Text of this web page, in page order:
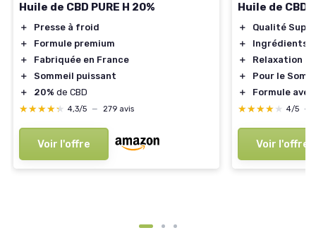
Huile de CBD PURE H 20%
＋
Presse à froid
＋
Formule premium
＋
Fabriquée en France
＋
Sommeil puissant
＋
20% de CBD
★★★★★
★★★★★ 4,3/5 — 279 avis
Voir l'offre
Huile de CBD
＋
Qualité
＋
Ingrédients
＋
Relaxation
＋
Pour le
＋
Formule avec
★★★★★
★★★★★ 4/5 —
Voir l'offre